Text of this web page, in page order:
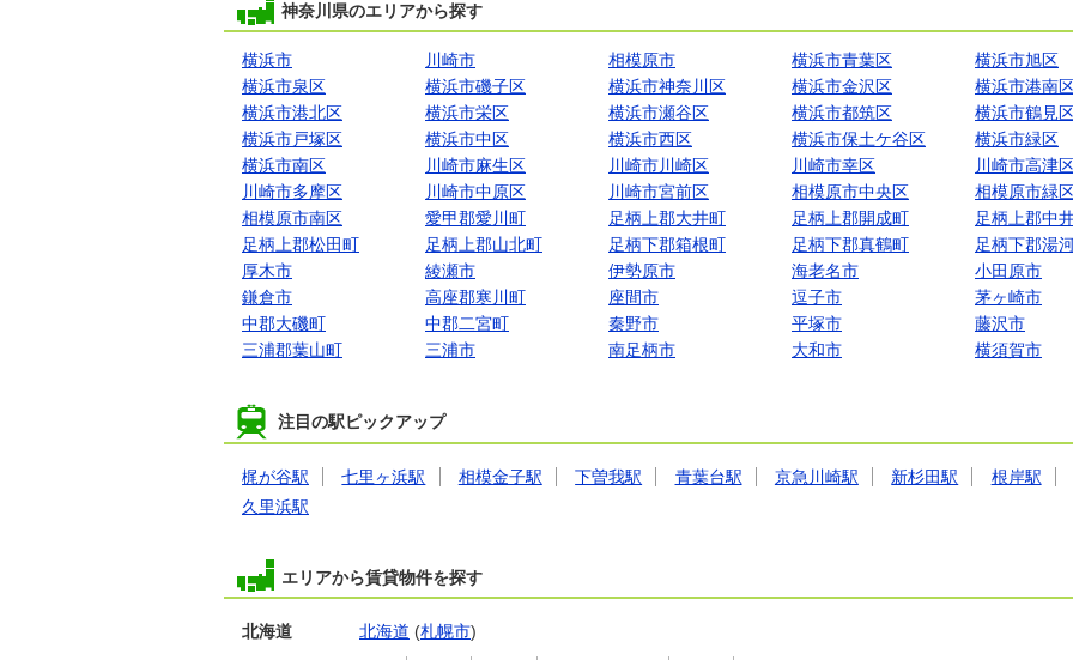
神奈川県のエリアから探す
横浜市 川崎市 相模原市 横浜市青葉区
横浜市旭区
横浜市泉区
横浜市磯子区 横浜市神奈川区 横浜市金沢区
横浜市港南
横浜市港北区
横浜市栄区 横浜市瀬谷区 横浜市都筑区
横浜市鶴見
横浜市戸塚区
横浜市中区 横浜市西区 横浜市保土ケ谷区
横浜市緑区
横浜市南区
川崎市麻生区 川崎市川崎区 川崎市幸区
川崎市高津
川崎市多摩区
川崎市中原区 川崎市宮前区 相模原市中央区
相模原市緑
相模原市南区
愛甲郡愛川町 足柄上郡大井町 足柄上郡開成町
足柄上郡中
足柄上郡松田町
足柄上郡山北町 足柄下郡箱根町 足柄下郡真鶴町
足柄下郡湯
厚木市
綾瀬市 伊勢原市 海老名市
小田原市
鎌倉市
高座郡寒川町 座間市 逗子市
茅ヶ崎市
中郡大磯町
中郡二宮町 秦野市 平塚市
藤沢市
三浦郡葉山町
三浦市 南足柄市 大和市 横須賀市
注目の駅ピックアップ
梶が谷駅 七里ヶ浜駅 相模金子駅 下曽我駅 青葉台駅 京急川崎駅 新杉田駅
根岸駅
久里浜駅
エリアから賃貸物件を探す
北海道 北海道 (札幌市)